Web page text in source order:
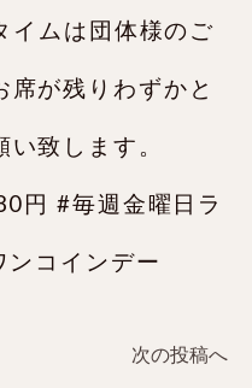
ムは団体様のご
が残りわずかと
致します。
円 #毎週金曜日ラ
ンコインデー
次の投稿へ